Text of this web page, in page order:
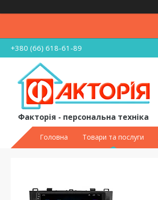
+380 (66) 618-61-89
Факторія - персональна техніка
Головна Товари та послуги